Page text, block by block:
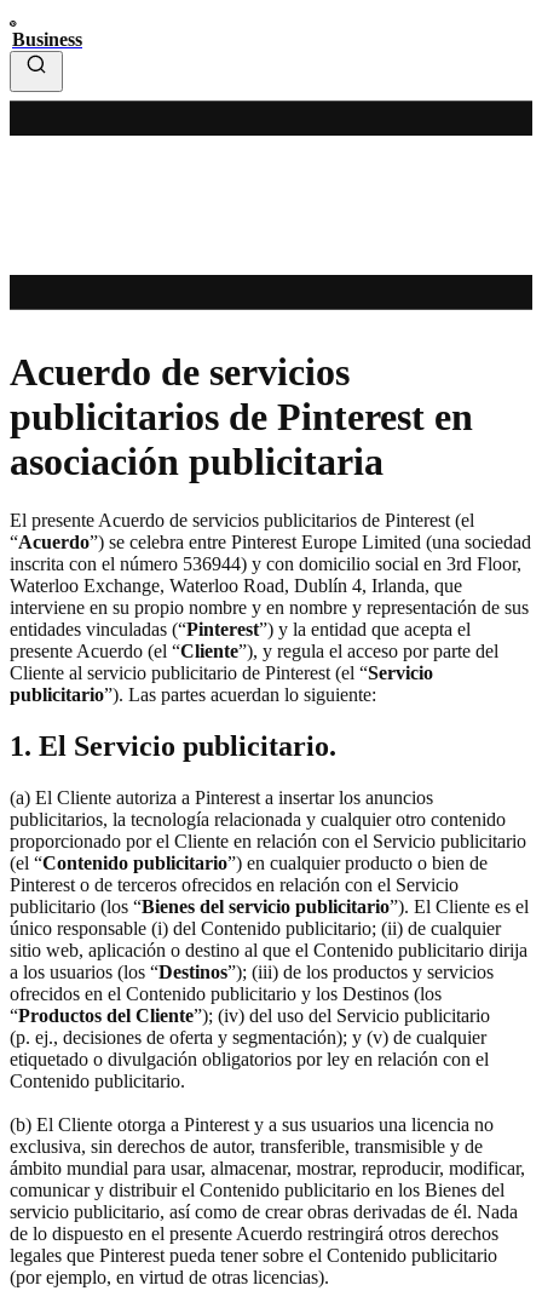
Business
Acuerdo de servicios
publicitarios de Pinterest en
asociación publicitaria
El presente Acuerdo de servicios publicitarios de Pinterest (el
“Acuerdo”) se celebra entre Pinterest Europe Limited (una sociedad
inscrita con el número 536944) y con domicilio social en 3rd Floor,
Waterloo Exchange, Waterloo Road, Dublín 4, Irlanda, que
interviene en su propio nombre y en nombre y representación de sus
entidades vinculadas (“Pinterest”) y la entidad que acepta el
presente Acuerdo (el “Cliente”), y regula el acceso por parte del
Cliente al servicio publicitario de Pinterest (el “Servicio
publicitario”). Las partes acuerdan lo siguiente:
1. El Servicio publicitario.
(a) El Cliente autoriza a Pinterest a insertar los anuncios
publicitarios, la tecnología relacionada y cualquier otro contenido
proporcionado por el Cliente en relación con el Servicio publicitario
(el “Contenido publicitario”) en cualquier producto o bien de
Pinterest o de terceros ofrecidos en relación con el Servicio
publicitario (los “Bienes del servicio publicitario”). El Cliente es el
único responsable (i) del Contenido publicitario; (ii) de cualquier
sitio web, aplicación o destino al que el Contenido publicitario dirija
a los usuarios (los “Destinos”); (iii) de los productos y servicios
ofrecidos en el Contenido publicitario y los Destinos (los
“Productos del Cliente”); (iv) del uso del Servicio publicitario
(p. ej., decisiones de oferta y segmentación); y (v) de cualquier
etiquetado o divulgación obligatorios por ley en relación con el
Contenido publicitario.
(b) El Cliente otorga a Pinterest y a sus usuarios una licencia no
exclusiva, sin derechos de autor, transferible, transmisible y de
ámbito mundial para usar, almacenar, mostrar, reproducir, modificar,
comunicar y distribuir el Contenido publicitario en los Bienes del
servicio publicitario, así como de crear obras derivadas de él. Nada
de lo dispuesto en el presente Acuerdo restringirá otros derechos
legales que Pinterest pueda tener sobre el Contenido publicitario
(por ejemplo, en virtud de otras licencias).